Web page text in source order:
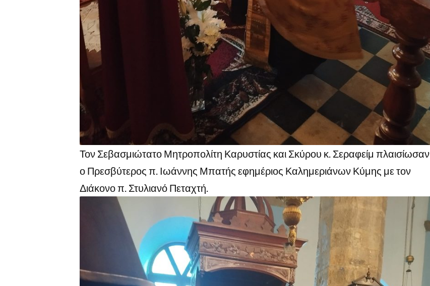
Τον Σεβασμιώτατο Μητροπολίτη Καρυστίας και Σκύρου κ. Σεραφείμ πλαισίωσαν
ο Πρεσβύτερος π. Ιωάννης Μπατής εφημέριος Καλημεριάνων Κύμης με τον
Διάκονο π. Στυλιανό Πεταχτή.